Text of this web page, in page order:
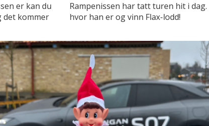
er kan du
det kommer
Rampenissen har tatt turen hit i dag.
hvor han er og vinn Flax-lodd!